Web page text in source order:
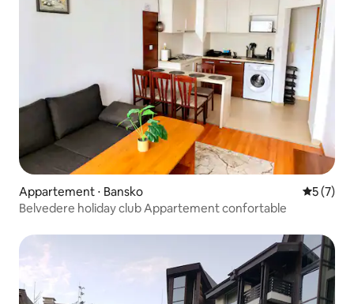
Appartement ⋅ Bansko
5 (7)
Belvedere holiday club Appartement confortable